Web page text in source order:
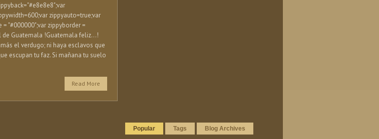
zippyauto=true;var
"#000000";var zippyborder =
de Guatemala !Guatemala feliz…!
el verdugo; ni haya esclavos que
escupan tu faz. Si mañana tu suelo
Read More
Popular Tags Blog Archives